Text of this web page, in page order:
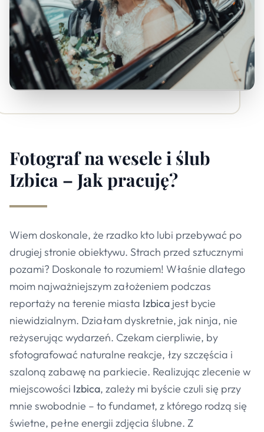
Fotograf na wesele i ślub
Izbica – Jak pracuję?
Wiem doskonale, że rzadko kto lubi przebywać po
drugiej stronie obiektywu. Strach przed sztucznymi
pozami? Doskonale to rozumiem! Właśnie dlatego
moim najważniejszym założeniem podczas
reportaży na terenie miasta Izbica jest bycie
niewidzialnym. Działam dyskretnie, jak ninja, nie
reżyserując wydarzeń. Czekam cierpliwie, by
sfotografować naturalne reakcje, łzy szczęścia i
szaloną zabawę na parkiecie. Realizując zlecenie w
miejscowości Izbica, zależy mi byście czuli się przy
mnie swobodnie – to fundamet, z którego rodzą się
świetne, pełne energii zdjęcia ślubne. Z